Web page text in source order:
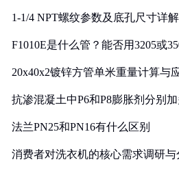
1-1/4 NPT螺纹参数及底孔尺寸详解
F1010E是什么管？能否用3205或
20x40x2镀锌方管单米重量计算与
抗渗混凝土中P6和P8膨胀剂分别
法兰PN25和PN16有什么区别
消费者对洗衣机的核心需求调研与